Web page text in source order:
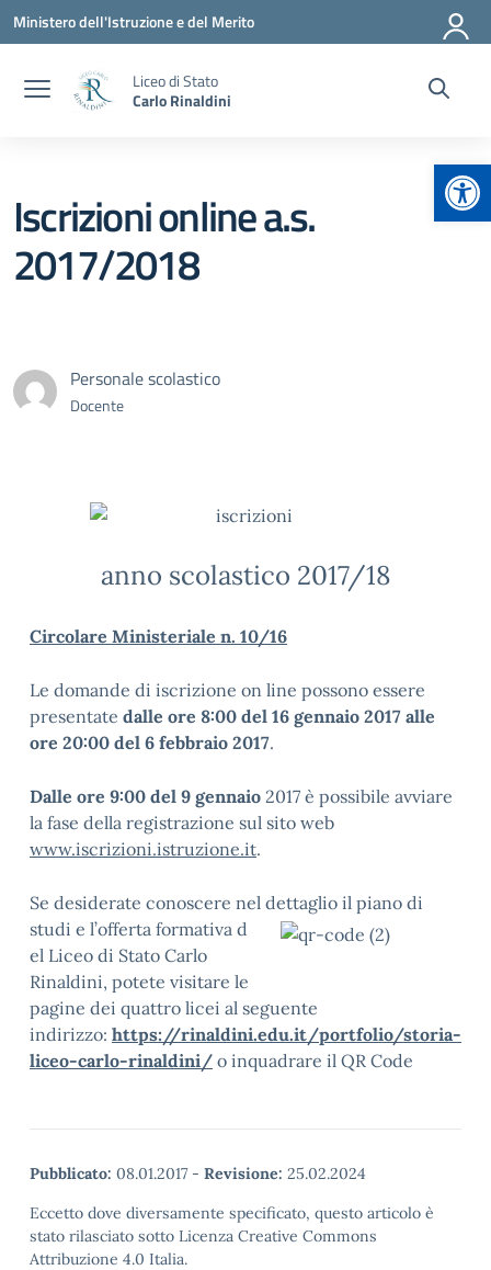
Vai ai contenuti
Vai al menu di navigazione
Vai al footer
Ministero dell'Istruzione e del Merito
Liceo di Stato
Carlo Rinaldini
Iscrizioni online a.s.
2017/2018
Personale scolastico
Docente
anno scolastico 2017/18
Circolare Ministeriale n. 10/16
Le domande di iscrizione on line possono essere
presentate dalle ore 8:00 del 16 gennaio 2017 alle
ore 20:00 del 6 febbraio 2017.
Dalle ore 9:00 del 9 gennaio 2017 è possibile avviare
la fase della registrazione sul sito web
www.iscrizioni.istruzione.it.
Se desiderate conoscere nel dettaglio il piano di
studi e l’offerta formativa d
el Liceo di Stato Carlo
Rinaldini, potete visitare le
pagine dei quattro licei al seguente
indirizzo: https://rinaldini.edu.it/portfolio/storia-
liceo-carlo-rinaldini/ o inquadrare il QR Code
Pubblicato: 08.01.2017 - Revisione: 25.02.2024
Eccetto dove diversamente specificato, questo articolo è
stato rilasciato sotto Licenza Creative Commons
Attribuzione 4.0 Italia.